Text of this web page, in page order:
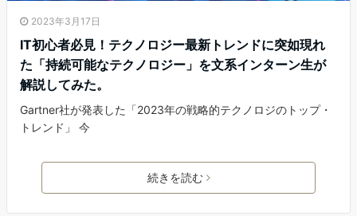
2023年3月17日
IT初心者必見！テクノロジー最新トレンドに突如現れ
た「持続可能なテクノロジー」を文系インターン生が
解説してみた。
Gartner社が発表した「2023年の戦略的テクノロジのトップ・
トレンド」 今
続きを読む